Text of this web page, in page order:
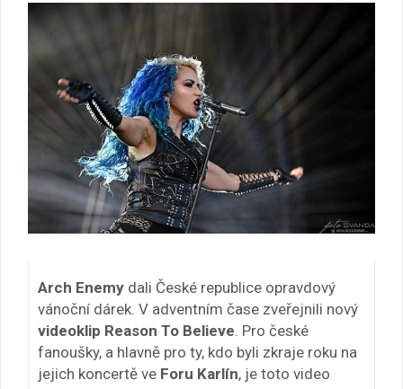
Arch Enemy dali České republice opravdový
vánoční dárek. V adventním čase zveřejnili nový
videoklip Reason To Believe . Pro české
fanoušky, a hlavně pro ty, kdo byli zkraje roku na
jejich koncertě ve Foru Karlín, je toto video